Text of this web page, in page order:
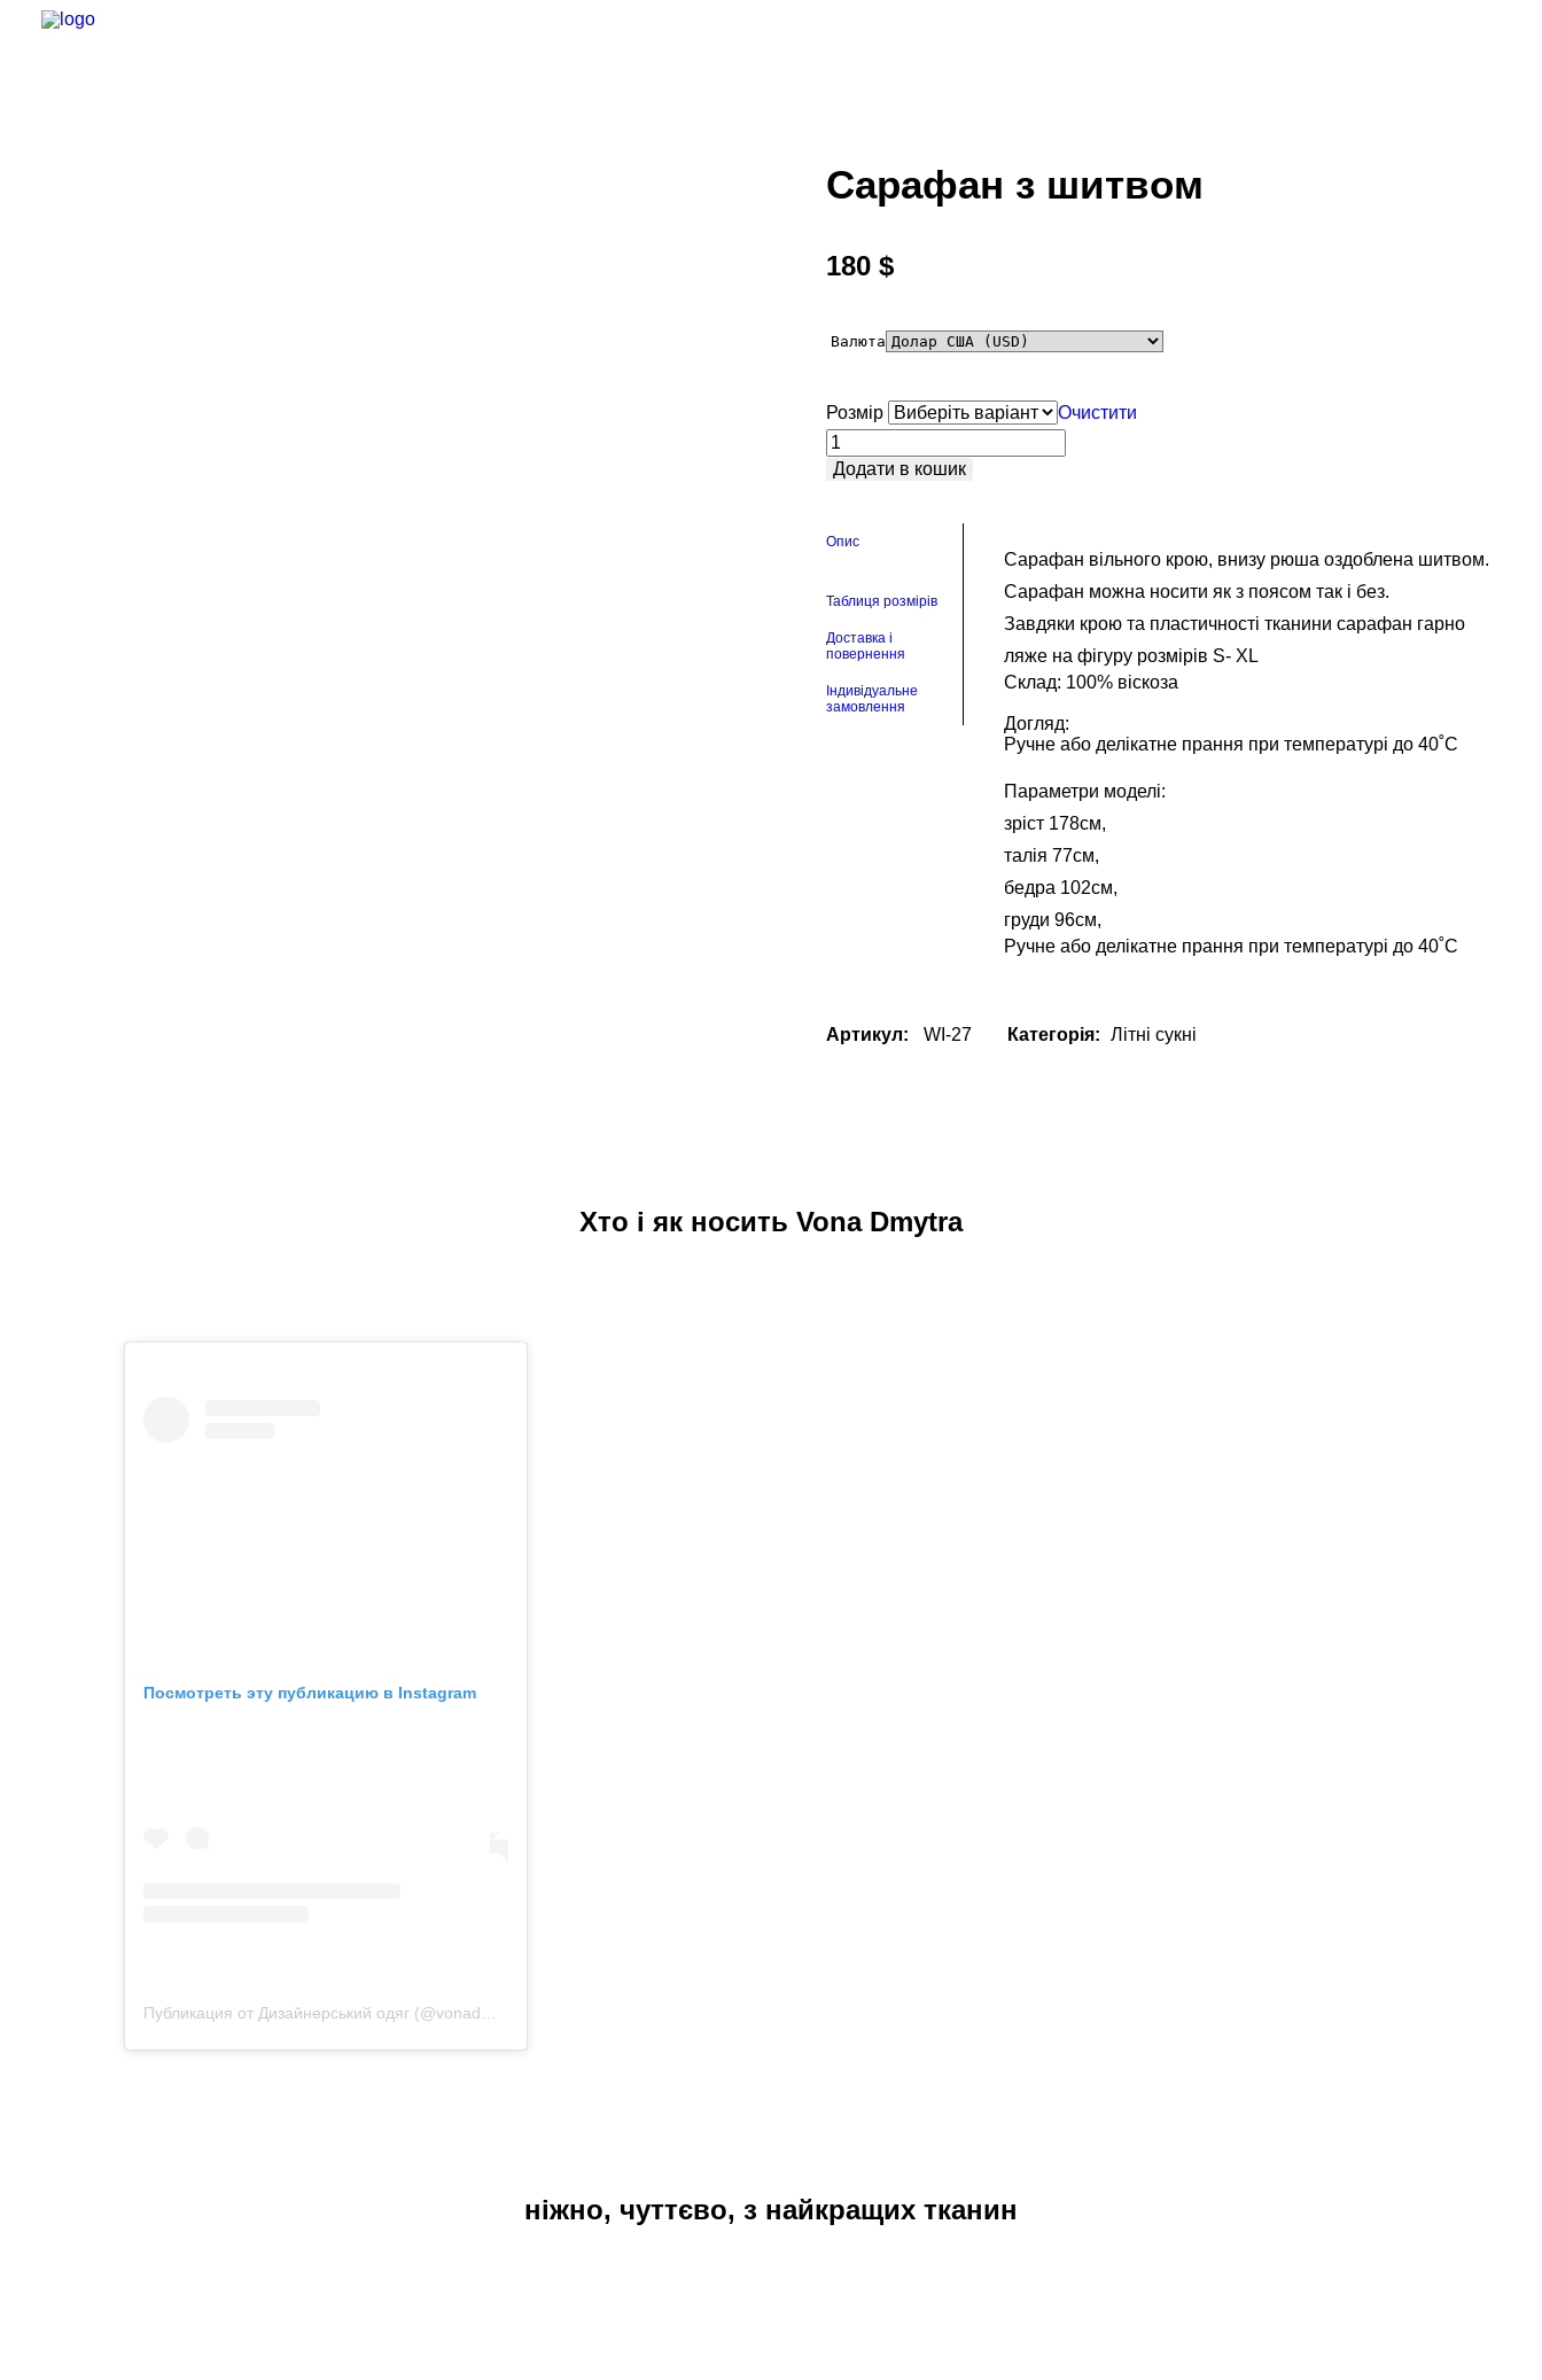
Сарафан з шитвом
180 $
Валюта
Розмір
Очистити
Сарафан
кількість
Додати в кошик
Опис
Таблиця розмірів
Доставка і
повернення
Індивідуальне
замовлення
Сарафан вільного крою, внизу рюша оздоблена шитвом.
Сарафан можна носити як з поясом так і без.
Завдяки крою та пластичності тканини сарафан гарно
ляже на фігуру розмірів S- XL
Склад: 100% віскоза
Догляд:
Ручне або делікатне прання при температурі до 40˚С
Параметри моделі:
зріст 178см,
талія 77см,
бедра 102см,
груди 96см,
Ручне або делікатне прання при температурі до 40˚С
Артикул: WI-27 Категорія: Літні сукні
Хто і як носить Vona Dmytra
Посмотреть эту публикацию в Instagram
Публикация от Дизайнерський одяг (@vonadmytra_videotour)
ніжно, чуттєво, з найкращих тканин